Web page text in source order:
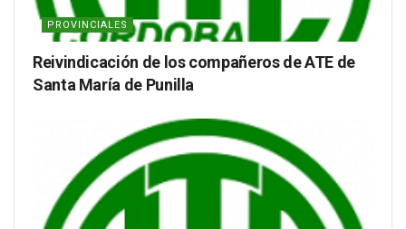
PROVINCIALES
Reivindicación de los compañeros de ATE de
Santa María de Punilla